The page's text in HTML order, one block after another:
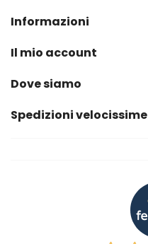
Informazioni
Il mio account
Dove siamo
Spedizioni velocissime